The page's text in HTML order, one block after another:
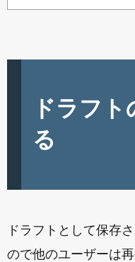
ドラフ
る
ドラフトとして保存
ので他のユーザーは